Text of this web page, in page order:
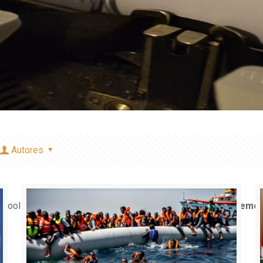
Autores
in /home/misioner/public_html/padresblancos/